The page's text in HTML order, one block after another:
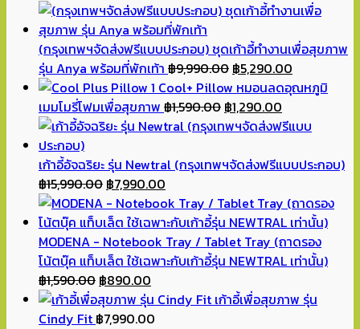
(กรุงเทพฯจัดส่งฟรีแบบประกอบ) ชุดเก้าอี้ทำงานเพื่อสุขภาพ
รุ่น Anya พร้อมที่พักเท้า ฿9,990.00 Original
price
was:
฿9,990.00.
฿5,290.00
price
฿5,290.00.
Cool+ Pillow หมอนลดอุณหภูมิ
เมมโมรี่โฟมเพื่อสุขภาพ ฿1,590.00 Original
price
฿1,590.00.
฿1,290.00
price
฿1,290.00.
เก้าอี้อัจฉริยะ รุ่น Newtral (กรุงเทพฯจัดส่งฟรีแบบประกอบ)
฿15,990.00 Original
price
was:
฿15,990.00.
฿7,990.00
price
is:
฿7,990.00.
MODENA - Notebook Tray / Tablet Tray (ถาดรอง
โน้ตบุ๊ค แท็บเล็ต ใช้เฉพาะกับเก้าอี้รุ่น NEWTRAL เท่านั้น)
฿1,590.00 Original
price
was:
฿890.00
price
is:
เก้าอี้เพื่อสุขภาพ รุ่น
Cindy Fit ฿7,990.00